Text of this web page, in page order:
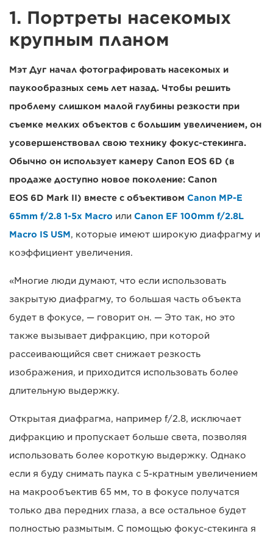
1. Портреты насекомых
крупным планом
Мэт Дуг начал фотографировать насекомых и
паукообразных семь лет назад. Чтобы решить
проблему слишком малой глубины резкости при
съемке мелких объектов с большим увеличением, он
усовершенствовал свою технику фокус-стекинга.
Обычно он использует камеру Canon EOS 6D (в
продаже доступно новое поколение: Canon
EOS 6D Mark II) вместе с объективом Canon MP-E
65mm f/2.8 1-5x Macro или Canon EF 100mm f/2.8L
Macro IS USM, которые имеют широкую диафрагму и
коэффициент увеличения.
«Многие люди думают, что если использовать
закрытую диафрагму, то большая часть объекта
будет в фокусе, — говорит он. — Это так, но это
также вызывает дифракцию, при которой
рассеивающийся свет снижает резкость
изображения, и приходится использовать более
длительную выдержку.
Открытая диафрагма, например f/2.8, исключает
дифракцию и пропускает больше света, позволяя
использовать более короткую выдержку. Однако
если я буду снимать паука с 5-кратным увеличением
на макрообъектив 65 мм, то в фокусе получатся
только два передних глаза, а все остальное будет
полностью размытым. С помощью фокус-стекинга я